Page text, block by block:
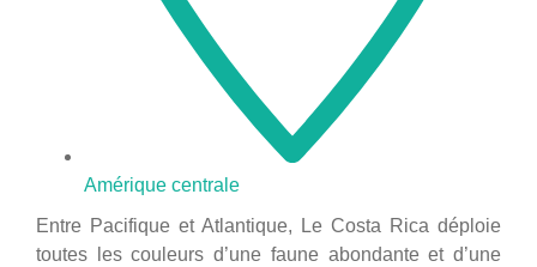
Amérique centrale
Entre Pacifique et Atlantique, Le Costa Rica déploie
toutes les couleurs d’une faune abondante et d’une